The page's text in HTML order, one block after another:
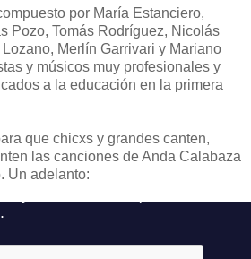
por María Estanciero,
Pozo, Tomás Rodríguez, Nicolás
Merlín Garrivari y Mariano
y músicos muy profesionales y
a la educación en la primera
que chicxs y grandes canten,
las canciones de Anda Calabaza
Un adelanto: